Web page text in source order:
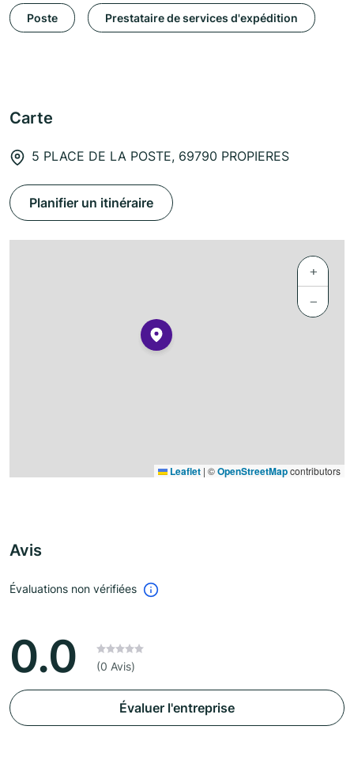
Poste Prestataire de services d'expédition
Carte
5 PLACE DE LA POSTE, 69790 PROPIERES
Planifier un itinéraire
+
−
Leaflet | ©OpenStreetMapcontributors
Avis
Évaluations non vérifiées
0.0 (0 Avis)
Évaluer l'entreprise